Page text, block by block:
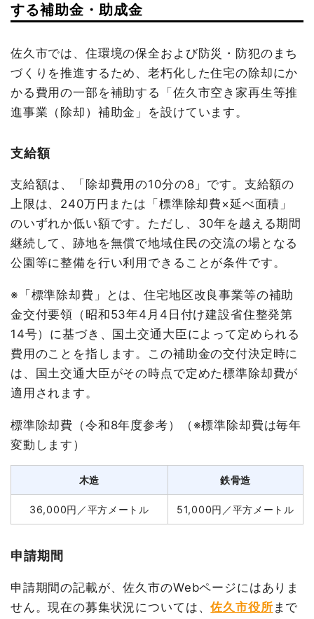
する補助金・助成金
佐久市では、住環境の保全および防災・防犯のまち
づくりを推進するため、老朽化した住宅の除却にか
かる費用の一部を補助する「佐久市空き家再生等推
進事業（除却）補助金」を設けています。
支給額
支給額は、「除却費用の10分の8」です。支給額の
上限は、240万円または「標準除却費×延べ面積」
のいずれか低い額です。ただし、30年を越える期間
継続して、跡地を無償で地域住民の交流の場となる
公園等に整備を行い利用できることが条件です。
※「標準除却費」とは、住宅地区改良事業等の補助
金交付要領（昭和53年4月4日付け建設省住整発第
14号）に基づき、国土交通大臣によって定められる
費用のことを指します。この補助金の交付決定時に
は、国土交通大臣がその時点で定めた標準除却費が
適用されます。
標準除却費（令和8年度参考）（※標準除却費は毎年
変動します）
木造 鉄骨造
36,000円／平方メートル 51,000円／平方メートル
申請期間
申請期間の記載が、佐久市のWebページにはありま
せん。現在の募集状況については、佐久市役所 まで